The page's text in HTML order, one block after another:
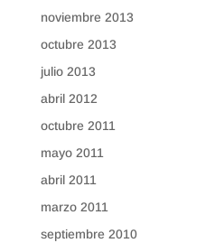
noviembre 2013
octubre 2013
julio 2013
abril 2012
octubre 2011
mayo 2011
abril 2011
marzo 2011
septiembre 2010